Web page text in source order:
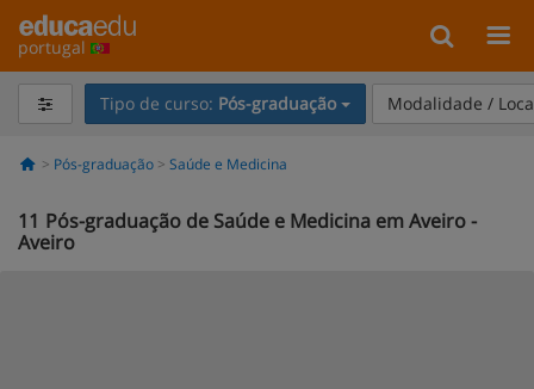
portugal
Tipo de curso: Pós-graduação Modalidade /
Pós-graduação Saúde e Medicina
11 Pós-graduação de Saúde e Medicina em Aveiro -
Aveiro